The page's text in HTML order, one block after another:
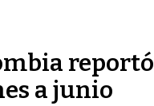
reportó
a junio